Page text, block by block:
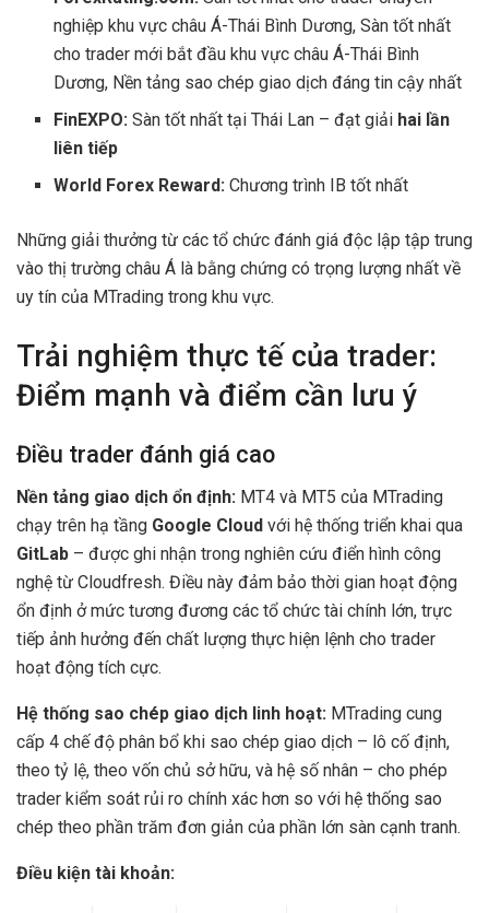
nghiệp khu vực châu Á-Thái Bình Dương, Sàn tốt nhất
cho trader mới bắt đầu khu vực châu Á-Thái Bình
Dương, Nền tảng sao chép giao dịch đáng tin cậy nhất
FinEXPO: Sàn tốt nhất tại Thái Lan – đạt giải hai lần
liên tiếp
World Forex Reward: Chương trình IB tốt nhất
Những giải thưởng từ các tổ chức đánh giá độc lập tập trung
vào thị trường châu Á là bằng chứng có trọng lượng nhất về
uy tín của MTrading trong khu vực.
Trải nghiệm thực tế của trader:
Điểm mạnh và điểm cần lưu ý
Điều trader đánh giá cao
Nền tảng giao dịch ổn định: MT4 và MT5 của MTrading
chạy trên hạ tầng Google Cloud với hệ thống triển khai qua
GitLab – được ghi nhận trong nghiên cứu điển hình công
nghệ từ Cloudfresh. Điều này đảm bảo thời gian hoạt động
ổn định ở mức tương đương các tổ chức tài chính lớn, trực
tiếp ảnh hưởng đến chất lượng thực hiện lệnh cho trader
hoạt động tích cực.
Hệ thống sao chép giao dịch linh hoạt: MTrading cung
cấp 4 chế độ phân bổ khi sao chép giao dịch – lô cố định,
theo tỷ lệ, theo vốn chủ sở hữu, và hệ số nhân – cho phép
trader kiểm soát rủi ro chính xác hơn so với hệ thống sao
chép theo phần trăm đơn giản của phần lớn sàn cạnh tranh.
Điều kiện tài khoản: